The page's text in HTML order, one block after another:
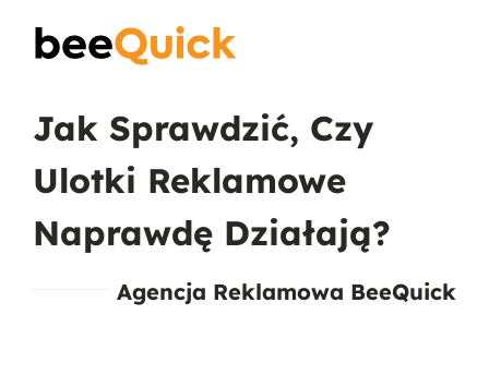
content
Wizytówki
Projektowanie Logotypów
Jak Sprawdzić, Czy
Ulotki Reklamowe
Naprawdę Działają?
Agencja Reklamowa BeeQuick